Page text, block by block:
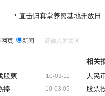
直击归真堂养熊基地开放日
网页 新闻
10-03-11
股票
10-03-05
捧
相关
人民
股票